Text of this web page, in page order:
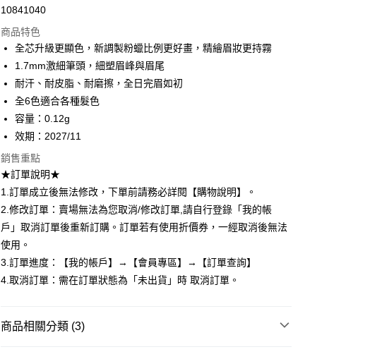
LINE Pay
Apple Pay
悠遊付
Google Pay
AFTEE先享後付
相關說明
【關於「AFTEE先享後付」】
AFTEE先享後付是「在收到商品之後才付款」的支付方式。 讓您購物簡單
便利好安心！
１．簡單：不需註冊會員、不需綁卡、不需儲值。
２．便利：只要手機號碼，簡訊認證，即可結帳。
３．安心：先確認商品／服務後，再付款。
付」結帳頁面，進行簡訊認證並確認金額後，即可完成結帳。
２．訂單成立數日內，您將收到繳費通知簡訊。
ATM付款
運送方式
全家取貨付款
付款後全家取貨
10841040
商品特色
全芯升級更顯色，新調製粉蠟比例更好畫，精繪眉妝更持霧
1.7mm激細筆頭，細塑眉峰與眉尾
耐汗、耐皮脂、耐磨擦，全日完眉如初
全6色適合各種髮色
容量：0.12g
效期：2027/11
銷售重點
★訂單說明★
1.訂單成立後無法修改，下單前請務必詳閱【購物說明】。
2.修改訂單：賣場無法為您取消/修改訂單,請自行登錄「我的帳
戶」取消訂單後重新訂購。訂單若有使用折價券，一經取消後無法
使用。
3.訂單進度：【我的帳戶】→【會員專區】→【訂單查詢】
4.取消訂單：需在訂單狀態為「未出貨」時 取消訂單。
商品相關分類 (3)